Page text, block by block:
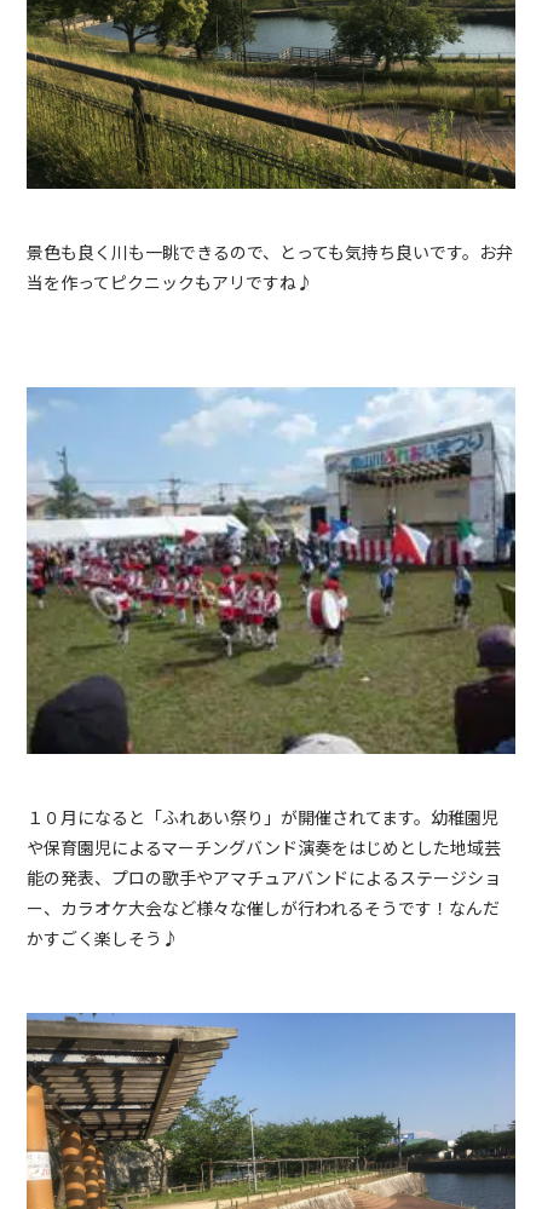
景色も良く川も一眺できるので、とっても気持ち良いです。お弁
当を作ってピクニックもアリですね♪
１０月になると「ふれあい祭り」が開催されてます。幼稚園児
や保育園児によるマーチングバンド演奏をはじめとした地域芸
能の発表、プロの歌手やアマチュアバンドによるステージショ
ー、カラオケ大会など様々な催しが行われるそうです！なんだ
かすごく楽しそう♪